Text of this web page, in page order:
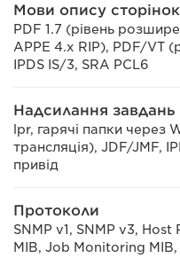
Мови опису сторінок
PDF 1.7 (рівень
APPE 4.x RIP), PDF/VT
IPDS IS/3, SRA PCL6
Надсилання завдань
lpr, гарячі папки через
трансляція), JDF/JMF,
привід
Протоколи
SNMP v1, SNMP v3,
MIB, Job Monitoring